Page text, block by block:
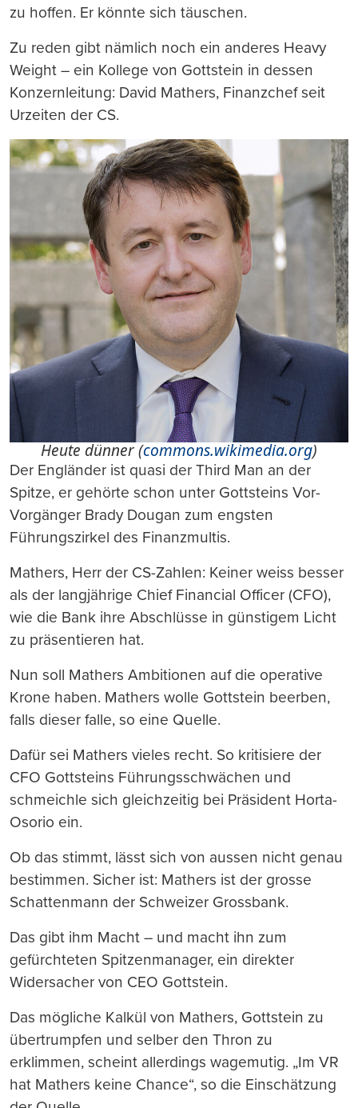
zu hoffen. Er könnte sich täuschen.
Zu reden gibt nämlich noch ein anderes Heavy
Weight – ein Kollege von Gottstein in dessen
Konzernleitung: David Mathers, Finanzchef seit
Urzeiten der CS.
Heute dünner (commons.wikimedia.org)
Der Engländer ist quasi der Third Man an der
Spitze, er gehörte schon unter Gottsteins Vor-
Vorgänger Brady Dougan zum engsten
Führungszirkel des Finanzmultis.
Mathers, Herr der CS-Zahlen: Keiner weiss besser
als der langjährige Chief Financial Officer (CFO),
wie die Bank ihre Abschlüsse in günstigem Licht
zu präsentieren hat.
Nun soll Mathers Ambitionen auf die operative
Krone haben. Mathers wolle Gottstein beerben,
falls dieser falle, so eine Quelle.
Dafür sei Mathers vieles recht. So kritisiere der
CFO Gottsteins Führungsschwächen und
schmeichle sich gleichzeitig bei Präsident Horta-
Osorio ein.
Ob das stimmt, lässt sich von aussen nicht genau
bestimmen. Sicher ist: Mathers ist der grosse
Schattenmann der Schweizer Grossbank.
Das gibt ihm Macht – und macht ihn zum
gefürchteten Spitzenmanager, ein direkter
Widersacher von CEO Gottstein.
Das mögliche Kalkül von Mathers, Gottstein zu
übertrumpfen und selber den Thron zu
erklimmen, scheint allerdings wagemutig. „Im VR
hat Mathers keine Chance“, so die Einschätzung